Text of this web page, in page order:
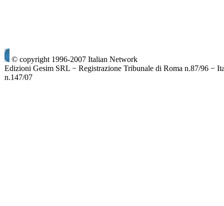
© copyright 1996-2007 Italian Network
Edizioni Gesim SRL − Registrazione Tribunale di Roma n.87/96 −
n.147/07